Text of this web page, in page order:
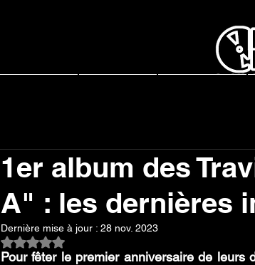
1er album des
A" : les dernières
Dernière mise à jour : 28 nov. 2023
Noté NaN étoiles sur 5.
Pour fêter le premier anniversaire de leurs